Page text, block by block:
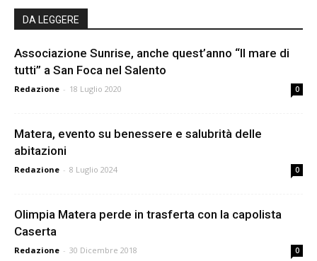
DA LEGGERE
Associazione Sunrise, anche quest’anno “Il mare di
tutti” a San Foca nel Salento
Redazione - 18 Luglio 2020 0
Matera, evento su benessere e salubrità delle
abitazioni
Redazione - 8 Luglio 2024 0
Olimpia Matera perde in trasferta con la capolista
Caserta
Redazione - 30 Dicembre 2018 0